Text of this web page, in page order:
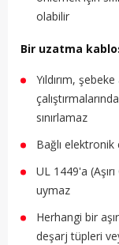
olabilir
Bir uzatma
Yıldırım,
sınırlamaz
Bağlı elektronik
UL 1449'a
uymaz
Herhangi bir
deşarj tüpleri